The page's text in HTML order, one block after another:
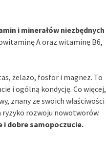
i minerałów niezbędnych
A oraz witaminę B6,
żelazo, fosfor i magnez. To
i ogólną kondycję. Co więcej,
znany ze swoich właściwości
rozwoju nowotworów.
dobre samopoczucie.